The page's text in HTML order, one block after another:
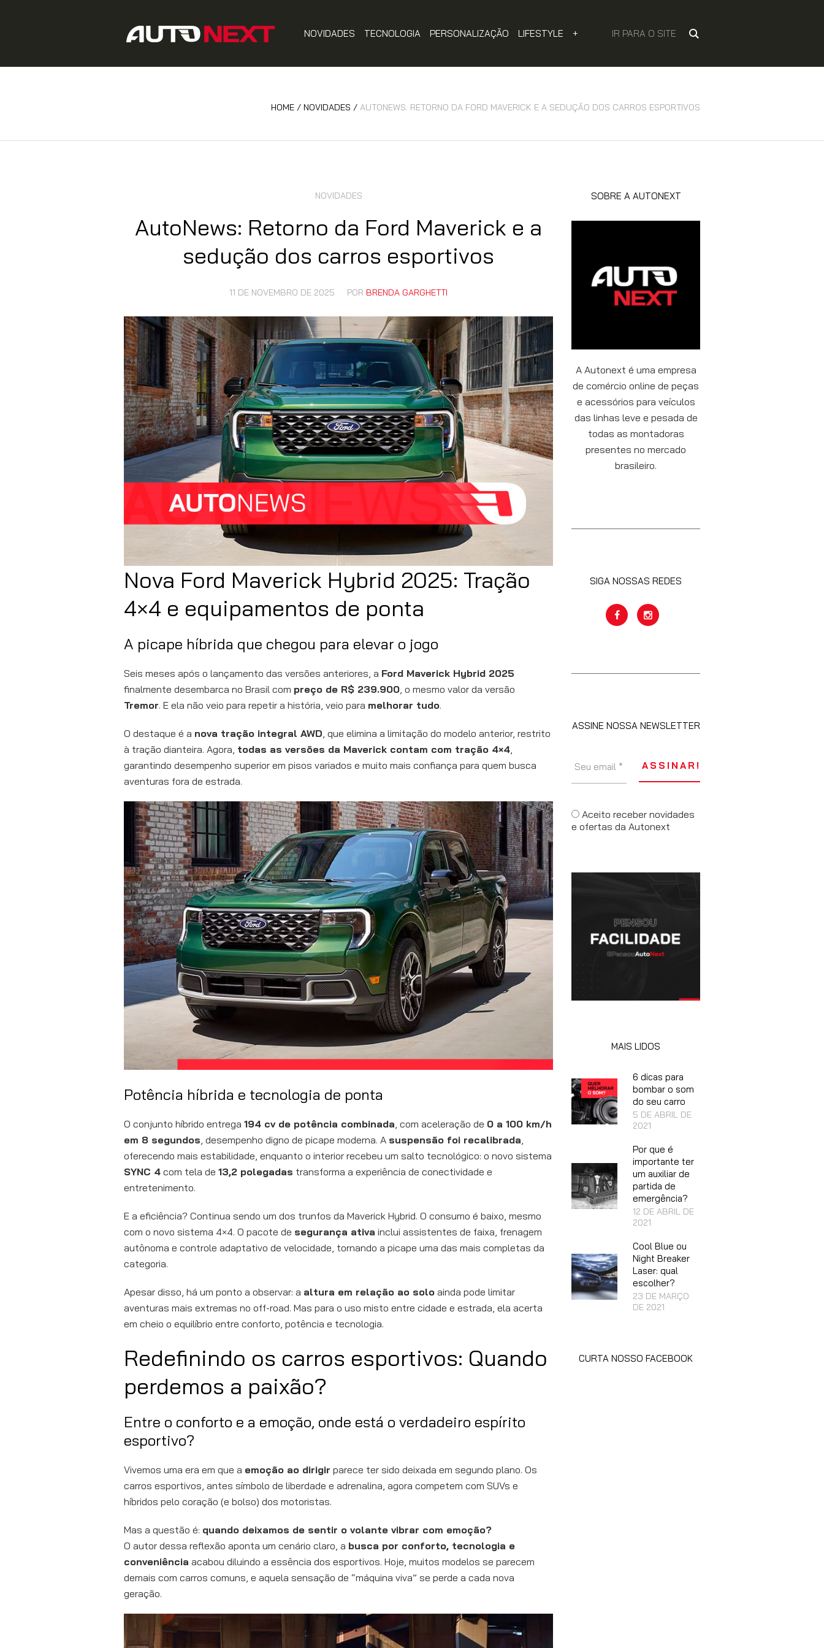
NOVIDADES TECNOLOGIA PERSONALIZAÇÃO LIFESTYLE + IR PARA O SITE
HOME / NOVIDADES / AUTONEWS: RETORNO DA FORD MAVERICK E A SEDUÇÃO DOS CARROS ESPORTIVOS
NOVIDADES
AutoNews: Retorno da Ford Maverick e a
sedução dos carros esportivos
11 DE NOVEMBRO DE 2025 POR BRENDA GARGHETTI
Nova Ford Maverick Hybrid 2025: Tração
4×4 e equipamentos de ponta
A picape híbrida que chegou para elevar o jogo
Seis meses após o lançamento das versões anteriores, a Ford Maverick Hybrid 2025
finalmente desembarca no Brasil com preço de R$ 239.900, o mesmo valor da versão
Tremor. E ela não veio para repetir a história, veio para melhorar tudo.
O destaque é a nova tração integral AWD, que elimina a limitação do modelo anterior, restrito
à tração dianteira. Agora, todas as versões da Maverick contam com tração 4×4,
garantindo desempenho superior em pisos variados e muito mais confiança para quem busca
aventuras fora de estrada.
Potência híbrida e tecnologia de ponta
O conjunto híbrido entrega 194 cv de potência combinada, com aceleração de 0 a 100 km/h
em 8 segundos, desempenho digno de picape moderna. A suspensão foi recalibrada,
oferecendo mais estabilidade, enquanto o interior recebeu um salto tecnológico: o novo sistema
SYNC 4 com tela de 13,2 polegadas transforma a experiência de conectividade e
entretenimento.
E a eficiência? Continua sendo um dos trunfos da Maverick Hybrid. O consumo é baixo, mesmo
com o novo sistema 4×4. O pacote de segurança ativa inclui assistentes de faixa, frenagem
autônoma e controle adaptativo de velocidade, tornando a picape uma das mais completas da
categoria.
Apesar disso, há um ponto a observar: a altura em relação ao solo ainda pode limitar
aventuras mais extremas no off-road. Mas para o uso misto entre cidade e estrada, ela acerta
em cheio o equilíbrio entre conforto, potência e tecnologia.
Redefinindo os carros esportivos: Quando
perdemos a paixão?
Entre o conforto e a emoção, onde está o verdadeiro espírito
esportivo?
Vivemos uma era em que a emoção ao dirigir parece ter sido deixada em segundo plano. Os
carros esportivos, antes símbolo de liberdade e adrenalina, agora competem com SUVs e
híbridos pelo coração (e bolso) dos motoristas.
Mas a questão é: quando deixamos de sentir o volante vibrar com emoção?
O autor dessa reflexão aponta um cenário claro, a busca por conforto, tecnologia e
conveniência acabou diluindo a essência dos esportivos. Hoje, muitos modelos se parecem
demais com carros comuns, e aquela sensação de “máquina viva” se perde a cada nova
geração.
SOBRE A AUTONEXT
A Autonext é uma empresa
de comércio online de peças
e acessórios para veículos
das linhas leve e pesada de
todas as montadoras
presentes no mercado
brasileiro.
SIGA NOSSAS REDES
ASSINE NOSSA NEWSLETTER
Aceito receber novidades
e ofertas da Autonext
MAIS LIDOS
6 dicas para
bombar o som
do seu carro
5 DE ABRIL DE
2021
Por que é
importante ter
um auxiliar de
partida de
emergência?
12 DE ABRIL DE
2021
Cool Blue ou
Night Breaker
Laser: qual
escolher?
23 DE MARÇO
DE 2021
CURTA NOSSO FACEBOOK